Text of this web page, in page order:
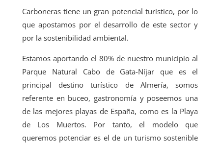
Carboneras tiene un gran potencial turístico, por lo
que apostamos por el desarrollo de este sector y
por la sostenibilidad ambiental.
Estamos aportando el 80% de nuestro municipio al
Parque Natural Cabo de Gata-Níjar que es el
principal destino turístico de Almería, somos
referente en buceo, gastronomía y poseemos una
de las mejores playas de España, como es la Playa
de Los Muertos. Por tanto, el modelo que
queremos potenciar es el de un turismo sostenible